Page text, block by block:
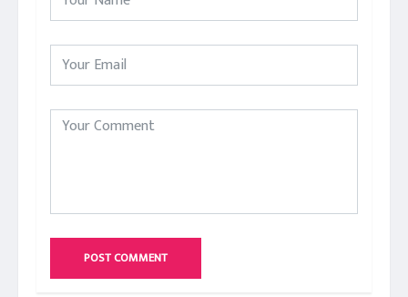
POST COMMENT